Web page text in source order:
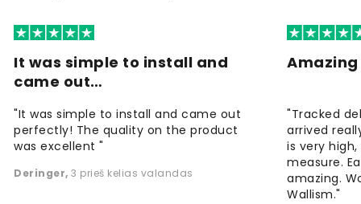
It was simple to install and
came out…
"It was simple to install and came out
perfectly! The quality on the product
was excellent "
Deringer, 3 prieš kelias valandas
"Tracked
arrived
is very
measure.
amazing.
Wallism."